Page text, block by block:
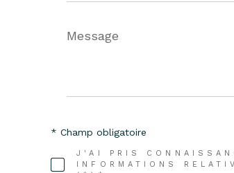
Message
*
J'AI PRIS
INFORMATIONS
* Champ obligatoire